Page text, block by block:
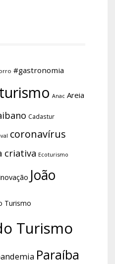
#gastronomia
Anac Areia
Cadastur
coronavírus
criativa Ecoturismo
João
Turismo
Turismo
Paraíba